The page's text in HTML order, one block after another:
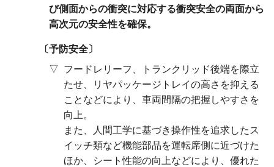
び側面からの衝突に対応する衝突安全の両面から
高次元の安全性を確保。
予防安全
フードレリーフ、トランクリッド後端を際立
たせ、リヤパッケージトレイの高さを抑える
ことなどにより、車両間隔の把握しやすさを
向上。
また、人間工学に基づき操作性を追求したス
イッチ類など機能部品を運転席側に近づけた
ほか、シート性能の向上などにより、優れた